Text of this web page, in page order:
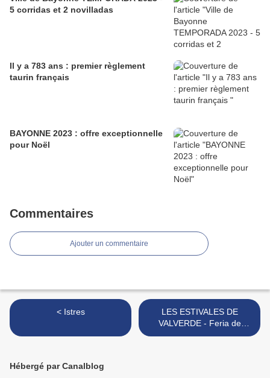
5 corridas et 2 novilladas
Il y a 783 ans : premier règlement
taurin français
BAYONNE 2023 : offre exceptionnelle
pour Noël
Commentaires
Ajouter un commentaire
< Istres
LES ESTIVALES DE
VALVERDE - Feria de
l'inauguration des arènes
Hébergé par Canalblog